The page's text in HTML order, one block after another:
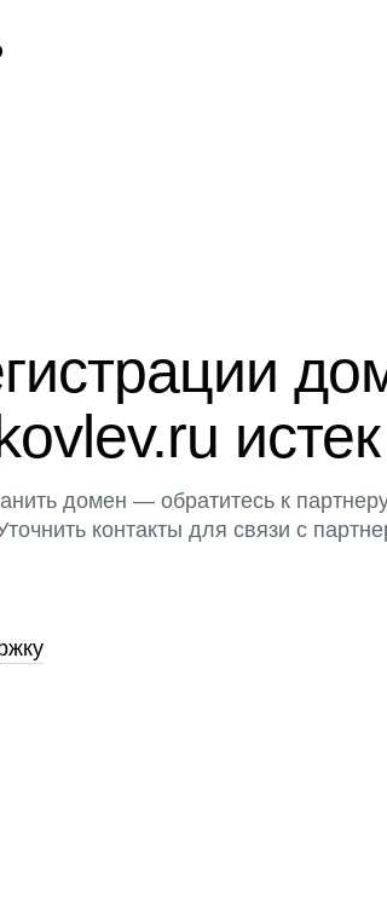
истек
домен — обратитесь к
контакты для связи с